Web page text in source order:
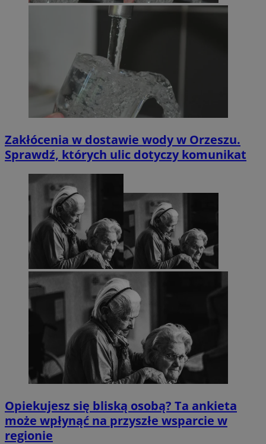
Zakłócenia w dostawie wody w Orzeszu.
Sprawdź, których ulic dotyczy komunikat
Opiekujesz się bliską osobą? Ta ankieta
może wpłynąć na przyszłe wsparcie w
regionie